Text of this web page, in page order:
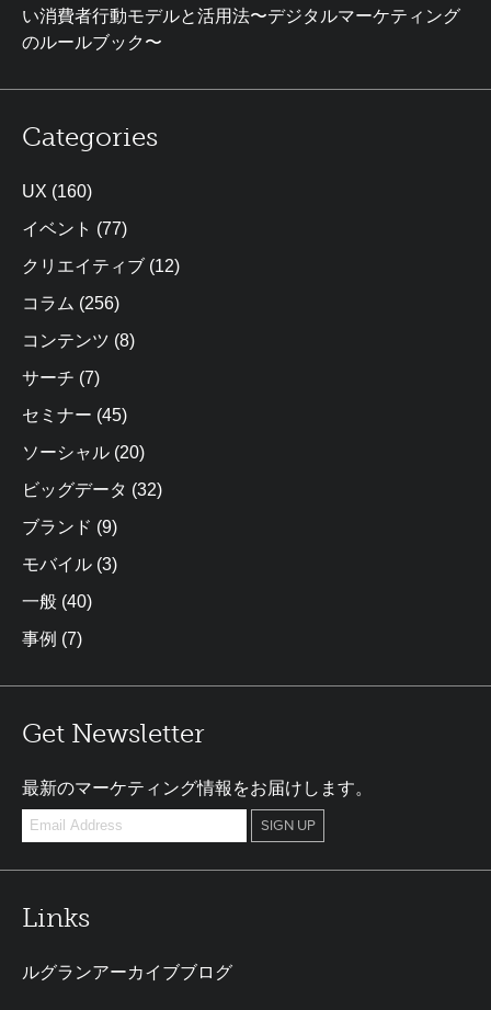
い消費者行動モデルと活用法〜デジタルマーケティング
のルールブック〜
Categories
UX (160)
イベント (77)
クリエイティブ (12)
コラム (256)
コンテンツ (8)
サーチ (7)
セミナー (45)
ソーシャル (20)
ビッグデータ (32)
ブランド (9)
モバイル (3)
一般 (40)
事例 (7)
Get Newsletter
最新のマーケティング情報をお届けします。
Links
ルグランアーカイブブログ